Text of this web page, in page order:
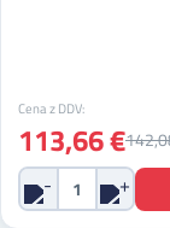
Cena z DDV:
113,66 €